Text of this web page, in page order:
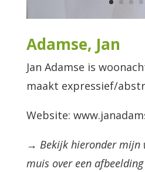
Adamse, Jan
Jan Adamse is
maakt expressief/
Website:
→ Bekijk hieronder mijn
muis over een